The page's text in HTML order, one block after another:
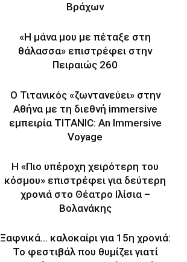
Βράχων
«Η μάνα μου με πέταξε στη
θάλασσα» επιστρέφει στην
Πειραιώς 260
Ο Τιτανικός «ζωντανεύει» στην
Αθήνα με τη διεθνή immersive
εμπειρία TITANIC: An Immersive
Voyage
Η «Πιο υπέροχη χειρότερη του
κόσμου» επιστρέφει για δεύτερη
χρονιά στο Θέατρο Ιλίσια –
Βολανάκης
Ξαφνικά… καλοκαίρι για 15η χρονιά:
Το φεστιβάλ που θυμίζει γιατί